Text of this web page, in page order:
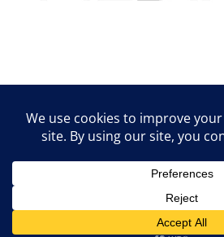
Lifestyle tippek &
© 2026 vipcast.hu powered by
GeneratePress